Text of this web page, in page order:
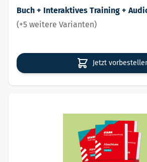
Buch + Interaktives Training +
(+5 weitere Varianten)
Jetzt